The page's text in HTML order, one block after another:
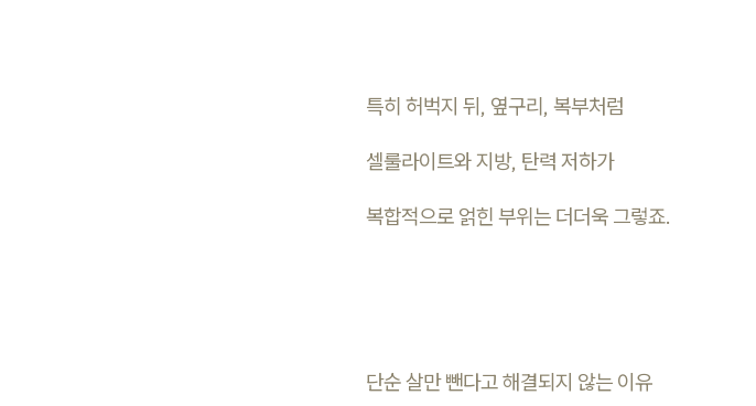
특히 허벅지 뒤, 옆구리, 복부처럼
셀룰라이트와 지방, 탄력 저하가
복합적으로 얽힌 부위는 더더욱 그렇죠.
단순 살만 뺀다고 해결되지 않는 이유